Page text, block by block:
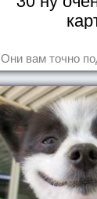
Они вам точно